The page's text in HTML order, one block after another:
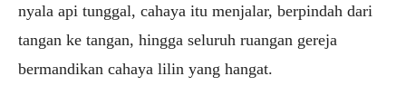
nyala api tunggal, cahaya itu menjalar, berpindah dari
tangan ke tangan, hingga seluruh ruangan gereja
bermandikan cahaya lilin yang hangat.